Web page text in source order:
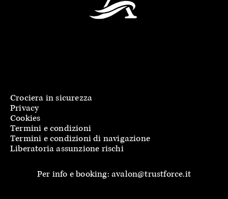
Crociera in sicurezza
Privacy
Cookies
Termini e condizioni
Termini e condizioni di navigazione
Liberatoria assunzione rischi
Per info e booking: avalon@trustforce.it